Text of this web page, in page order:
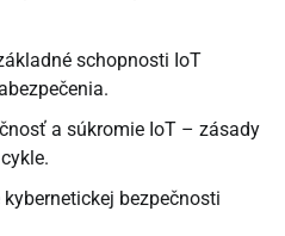
schopnosti IoT
a súkromie IoT – zásady
bezpečnosti